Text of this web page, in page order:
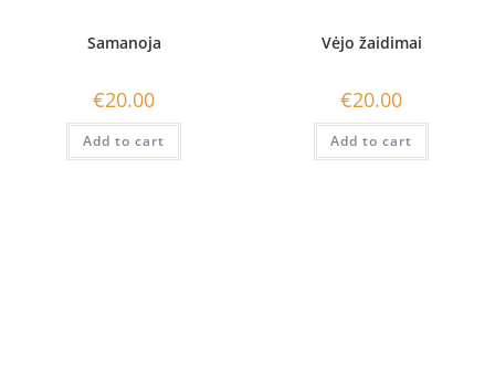
Samanoja
€20.00
Add to cart
Vėjo žaidimai
€20.00
Add to cart